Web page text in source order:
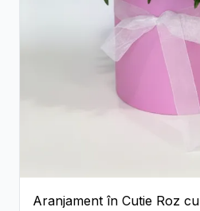
Aranjament în Cutie Roz cu